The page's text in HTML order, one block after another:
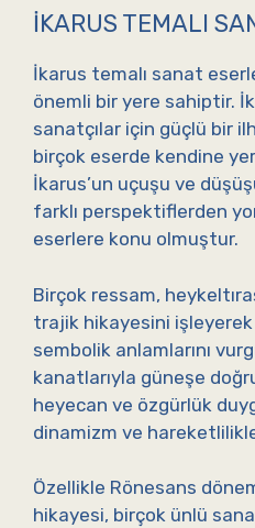
İKARUS TEMALI
İkarus temalı sanat
önemli bir yere sahiptir.
sanatçılar için güçlü bir
birçok eserde kendine
İkarus’un uçuşu ve
farklı perspektiflerden
eserlere konu olmuştur.
Birçok ressam,
trajik hikayesini
sembolik anlamlarını
kanatlarıyla güneşe
heyecan ve özgürlük
dinamizm ve hareketlilikle
Özellikle Rönesans
hikayesi, birçok ünlü